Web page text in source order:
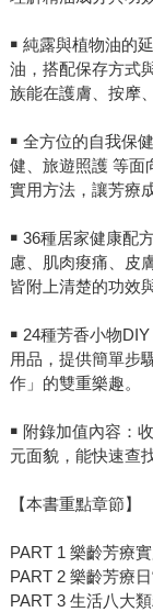
￭ 純露與植物油的
油，搭配保存方式
族能在護膚、按摩
￭ 全方位的自我保
健、旅遊照護 等面
實用方法，讓芳療
￭ 36種居家健康配
慮、肌肉痠痛、皮
皆附上清楚的功效
￭ 24種芳香小物
用品，提供簡單步
作」的雙重樂趣。
￭ 附錄加值內容：
元面貌，能快速查
【本書重點章節】
PART 1 樂齡芳療
PART 2 樂齡芳療
PART 3 生活八大